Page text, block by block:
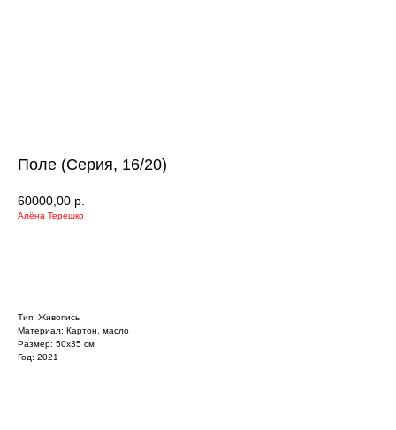
Поле (Серия, 16/20)
60000,00 р.
Алёна Терешко
Тип: Живопись
Материал: Картон, масло
Размер: 50х35 см
Год: 2021